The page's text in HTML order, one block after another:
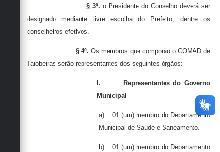
§ 3º. o Presidente do Conselho deverá ser
designado mediante livre escolha do Prefeito, dentre os
conselheiros efetivos.
§ 4º.Os membros que comporão o COMAD de
Taiobeiras serão representantes dos seguintes órgãos:
I.
Representantes do Governo
Municipal
a)
01 (um) membro do Departamento
Municipal de Saúde e Saneamento.
b) 01 (um) membro do Departamento